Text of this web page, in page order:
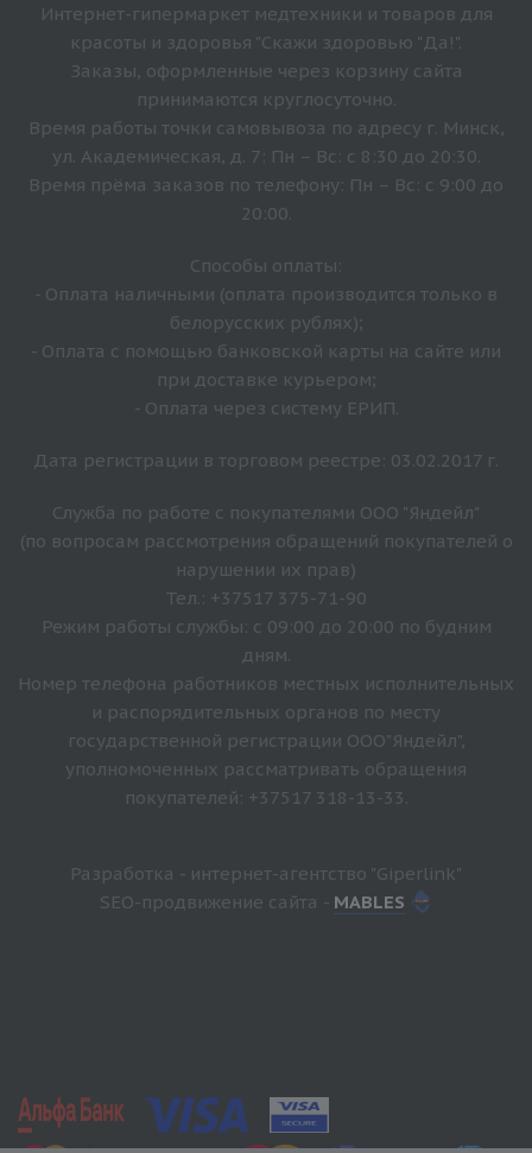
Интернет-гипермаркет медтехники и товаров для
красоты и здоровья "Скажи здоровью "Да!".
Заказы, оформленные через корзину сайта
принимаются круглосуточно.
Время работы точки самовывоза по адресу г. Минск,
ул. Академическая, д. 7: Пн – Вс: с 8:30 до 20:30.
Время прёма заказов по телефону: Пн – Вс: с 9:00 до
20:00.
Способы оплаты:
- Оплата наличными (оплата производится только в
белорусских рублях);
- Оплата с помощью банковской карты на сайте или
при доставке курьером;
- Оплата через систему ЕРИП.
Дата регистрации в торговом реестре: 03.02.2017 г.
Служба по работе с покупателями ООО "Яндейл"
(по вопросам рассмотрения обращений покупателей о
нарушении их прав)
Тел.: +37517 375-71-90
Режим работы службы: с 09:00 до 20:00 по будним
дням.
Номер телефона работников местных исполнительных
и распорядительных органов по месту
государственной регистрации ООО"Яндейл",
уполномоченных рассматривать обращения
покупателей: +37517 318-13-33.
Разработка - интернет-агентство "Giperlink"
SEO-продвижение сайта - MABLES